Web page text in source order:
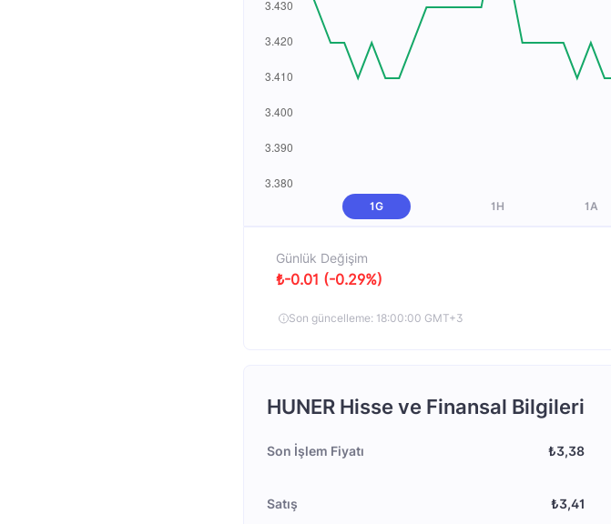
1G 1H 1A
Günlük Değişim
₺-0.01 (-0.29%)
Son güncelleme: 18:00:00 GMT+3
HUNER Hisse ve Finansal Bilgileri
Son İşlem Fiyatı ₺3,38
Satış ₺3,41